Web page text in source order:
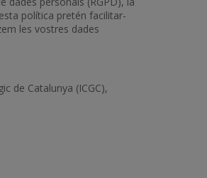
política pretén facilitar-
les vostres dades
de Catalunya (ICGC),